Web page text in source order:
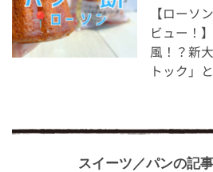
【ローソ
ビュー！
風！？新
トック」
スイーツ／パンの記